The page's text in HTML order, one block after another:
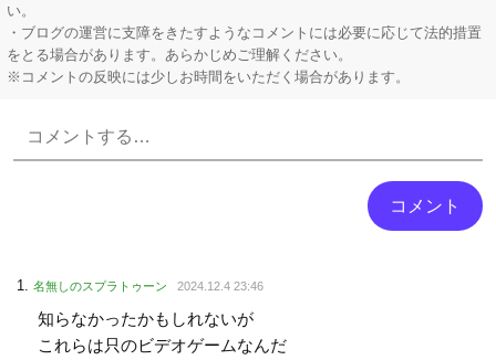
い。
・ブログの運営に支障をきたすようなコメントには必要に応じて法的措置
をとる場合があります。あらかじめご理解ください。
※コメントの反映には少しお時間をいただく場合があります。
名無しのスプラトゥーン 2024.12.4 23:46
知らなかったかもしれないが
これらは只のビデオゲームなんだ